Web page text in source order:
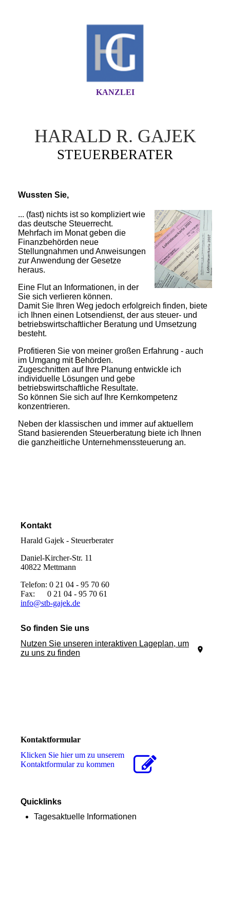
KANZLEI
HARALD R. GAJEK
STEUERBERATER
Wussten Sie,
... (fast) nichts ist so kompliziert wie
das deutsche Steuerrecht.
Mehrfach im Monat geben die
Finanzbehörden neue
Stellungnahmen und Anweisungen
zur Anwendung der Gesetze
heraus.
Eine Flut an Informationen, in der
Sie sich verlieren können.
Damit Sie Ihren Weg jedoch erfolgreich finden, biete
ich Ihnen einen Lotsendienst, der aus steuer- und
betriebswirtschaftlicher Beratung und Umsetzung
besteht.
Profitieren Sie von meiner großen Erfahrung - auch
im Umgang mit Behörden.
Zugeschnitten auf Ihre Planung entwickle ich
individuelle Lösungen und gebe
betriebswirtschaftliche Resultate.
So können Sie sich auf Ihre Kernkompetenz
konzentrieren.
Neben der klassischen und immer auf aktuellem
Stand basierenden Steuerberatung biete ich Ihnen
die ganzheitliche Unternehmenssteuerung an.
Kontakt
Harald Gajek - Steuerberater
Daniel-Kircher-Str. 11
40822 Mettmann
Telefon: 0 21 04 - 95 70 60
Fax: 0 21 04 - 95 70 61
info@stb-gajek.de
So finden Sie uns
Nutzen Sie unseren interaktiven La­ge­plan, um
zu uns zu finden
Kontaktformular
Klicken Sie hier um zu unserem
Kon­takt­for­mu­lar zu kommen
Quicklinks
Tagesaktuelle Informationen